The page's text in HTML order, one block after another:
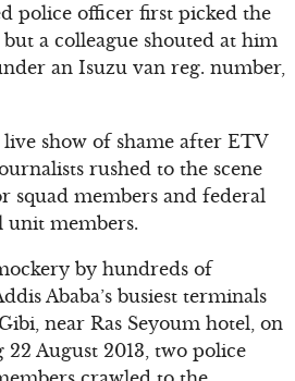
police officer first picked the
a colleague shouted at him
an Isuzu van reg. number,
show of shame after ETV
rushed to the scene
squad members and federal
unit members.
by hundreds of
Ababa’s busiest terminals
near Ras Seyoum hotel, on
August 2013, two police